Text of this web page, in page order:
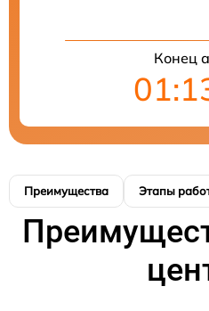
Конец
Преимущества Этапы